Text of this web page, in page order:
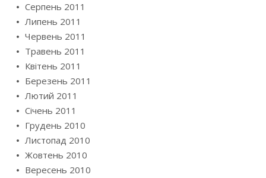
Серпень 2011
Липень 2011
Червень 2011
Травень 2011
Квітень 2011
Березень 2011
Лютий 2011
Січень 2011
Грудень 2010
Листопад 2010
Жовтень 2010
Вересень 2010